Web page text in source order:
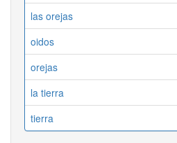
las orejas
oidos
orejas
la tierra
tierra